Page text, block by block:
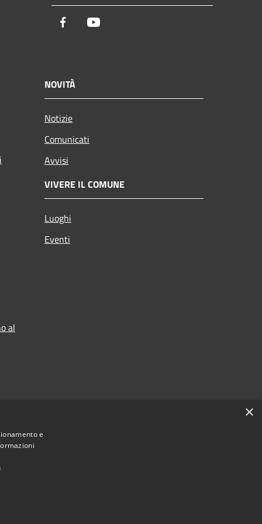
Facebook
NOVITÀ
Notizie
Comunicati
Avvisi
VIVERE IL COMUNE
Luoghi
Eventi
al
×
e